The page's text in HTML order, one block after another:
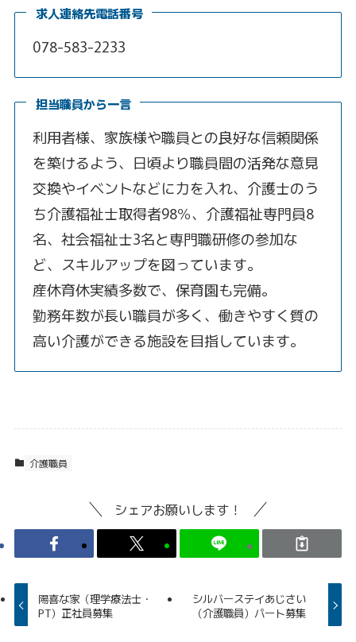
求人連絡先電話番号
078-583-2233
担当職員から一言
利用者様、家族様や職員との良好な信頼関係
を築けるよう、日頃より職員間の活発な意見
交換やイベントなどに力を入れ、介護士のう
ち介護福祉士取得者98％、介護福祉専門員8
名、社会福祉士3名と専門職研修の参加な
ど、スキルアップを図っています。
産休育休実績多数で、保育園も完備。
勤務年数が長い職員が多く、働きやすく質の
高い介護ができる施設を目指しています。
介護職員
シェアお願いします！
陽喜な家（理学療法士・
PT）正社員募集
シルバーステイあじさい
（介護職員）パート募集